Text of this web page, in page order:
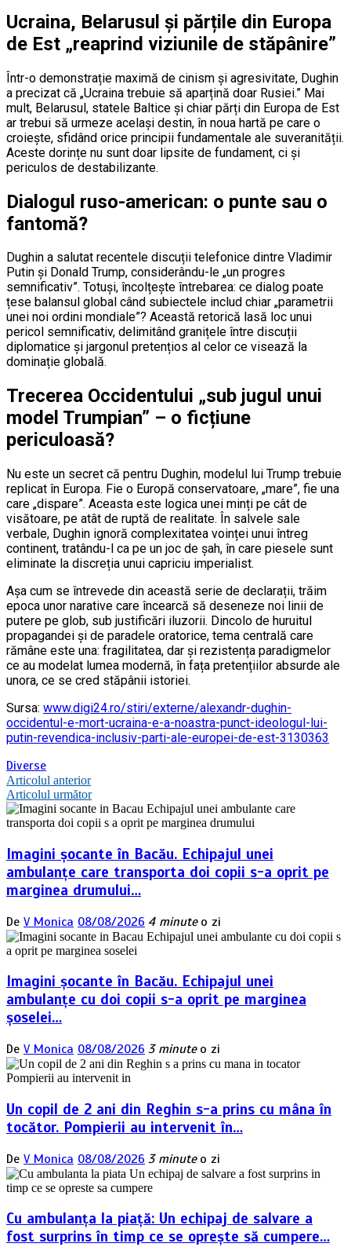
Ucraina, Belarusul și părțile din Europa
de Est „reaprind viziunile de stăpânire”
Într-o demonstrație maximă de cinism și agresivitate, Dughin
a precizat că „Ucraina trebuie să aparțină doar Rusiei.” Mai
mult, Belarusul, statele Baltice și chiar părți din Europa de Est
ar trebui să urmeze același destin, în noua hartă pe care o
croiește, sfidând orice principii fundamentale ale suveranității.
Aceste dorințe nu sunt doar lipsite de fundament, ci și
periculos de destabilizante.
Dialogul ruso-american: o punte sau o
fantomă?
Dughin a salutat recentele discuții telefonice dintre Vladimir
Putin și Donald Trump, considerându-le „un progres
semnificativ”. Totuși, încolțește întrebarea: ce dialog poate
țese balansul global când subiectele includ chiar „parametrii
unei noi ordini mondiale”? Această retorică lasă loc unui
pericol semnificativ, delimitând granițele între discuții
diplomatice și jargonul pretențios al celor ce visează la
dominație globală.
Trecerea Occidentului „sub jugul unui
model Trumpian” – o ficțiune
periculoasă?
Nu este un secret că pentru Dughin, modelul lui Trump trebuie
replicat în Europa. Fie o Europă conservatoare, „mare”, fie una
care „dispare”. Aceasta este logica unei minți pe cât de
visătoare, pe atât de ruptă de realitate. În salvele sale
verbale, Dughin ignoră complexitatea voinței unui întreg
continent, tratându-l ca pe un joc de șah, în care piesele sunt
eliminate la discreția unui capriciu imperialist.
Așa cum se întrevede din această serie de declarații, trăim
epoca unor narative care încearcă să deseneze noi linii de
putere pe glob, sub justificări iluzorii. Dincolo de huruitul
propagandei și de paradele oratorice, tema centrală care
rămâne este una: fragilitatea, dar și rezistența paradigmelor
ce au modelat lumea modernă, în fața pretențiilor absurde ale
unora, ce se cred stăpânii istoriei.
Sursa: www.digi24.ro/stiri/externe/alexandr-dughin-
occidentul-e-mort-ucraina-e-a-noastra-punct-ideologul-lui-
putin-revendica-inclusiv-parti-ale-europei-de-est-3130363
Diverse
Navigare
în
articole
Articolul anterior
Articolul următor
Imagini șocante în Bacău. Echipajul unei
ambulanțe care transporta doi copii s-a oprit pe
marginea drumului…
De V Monica 08/08/2026 4 minute o zi
Imagini șocante în Bacău. Echipajul unei
ambulanțe cu doi copii s-a oprit pe marginea
șoselei…
De V Monica 08/08/2026 3 minute o zi
Un copil de 2 ani din Reghin s-a prins cu mâna în
tocător. Pompierii au intervenit în…
De V Monica 08/08/2026 3 minute o zi
Cu ambulanța la piață: Un echipaj de salvare a
fost surprins în timp ce se oprește să cumpere…